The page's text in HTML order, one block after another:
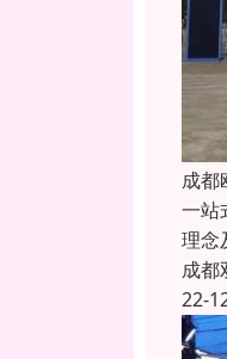
成都
一站
理念
成都
22-